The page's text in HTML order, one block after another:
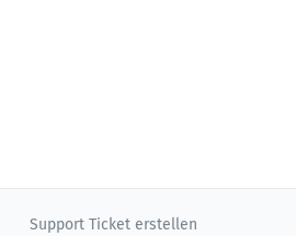
Support Ticket erstellen